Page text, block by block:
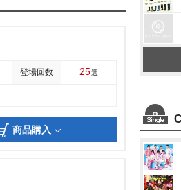
登場回数 25週
商品購入